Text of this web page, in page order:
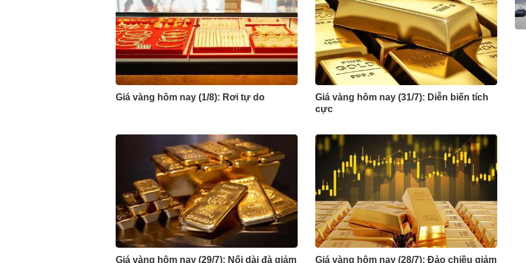
Giá vàng hôm nay (1/8): Rơi tự do
Giá vàng hôm nay (31/7): Diễn biến tích
cực
Giá vàng hôm nay (29/7): Nối dài đà giảm Giá vàng hôm nay (28/7): Đảo chiều giảm